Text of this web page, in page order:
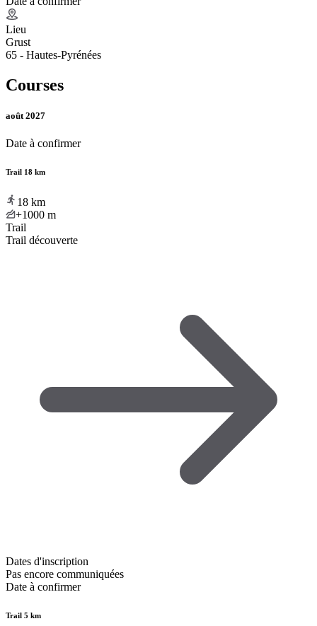
Lieu
Grust
65 - Hautes-Pyrénées
Courses
août 2027
Date à confirmer
Trail 18 km
18 km
+1000 m
Trail
Trail découverte
Dates d'inscription
Pas encore communiquées
Date à confirmer
Trail 5 km